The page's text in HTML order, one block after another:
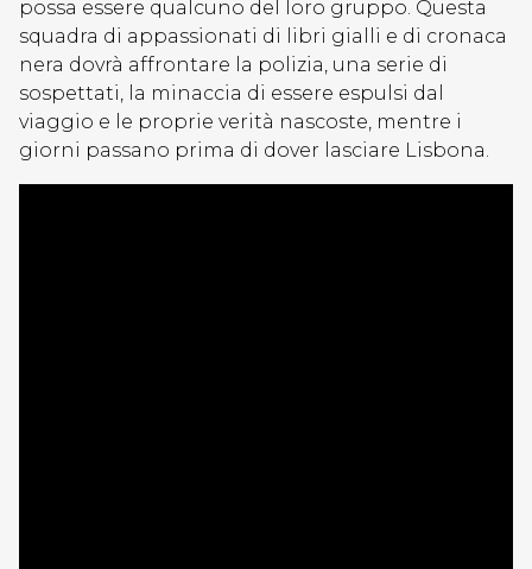
possa essere qualcuno del loro gruppo. Questa
squadra di appassionati di libri gialli e di cronaca
nera dovrà affrontare la polizia, una serie di
sospettati, la minaccia di essere espulsi dal
viaggio e le proprie verità nascoste, mentre i
giorni passano prima di dover lasciare Lisbona.